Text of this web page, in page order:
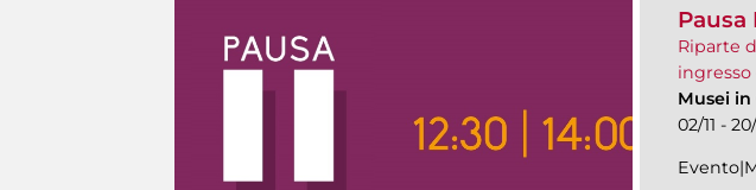
Pausa
Riparte
Musei
02/11 -